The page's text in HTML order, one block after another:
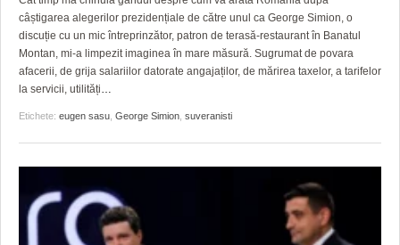
câștigarea alegerilor prezidențiale de către unul ca George Simion, o
discuție cu un mic întreprinzător, patron de terasă-restaurant în Banatul
Montan, mi-a limpezit imaginea în mare măsură. Sugrumat de povara
afacerii, de grija salariilor datorate angajaților, de mărirea taxelor, a tarifelor
la servicii, utilități…
Etichete: eugen sasu George Simion suveranisti